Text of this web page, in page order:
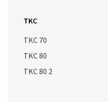
TKC
TKC 70
TKC 80
TKC 80 2